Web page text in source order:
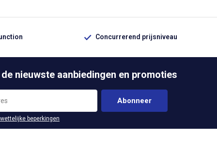
Concurrerend prijsniveau
nieuwste aanbiedingen en promoties
Abonneer
beperkingen